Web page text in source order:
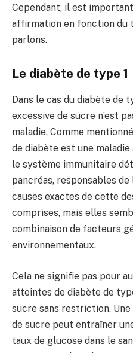
Cependant, il est
affirmation en fonction du
parlons.
Le diabète de type 1
Dans le cas du diabète de
excessive de sucre n’est
maladie. Comme
de diabète est une
le système immunitaire
pancréas, responsables
causes exactes de cette
comprises, mais elles
combinaison de facteurs
environnementaux.
Cela ne signifie pas pour
atteintes de diabète de
sucre sans restriction.
de sucre peut entraîner
taux de glucose dans le